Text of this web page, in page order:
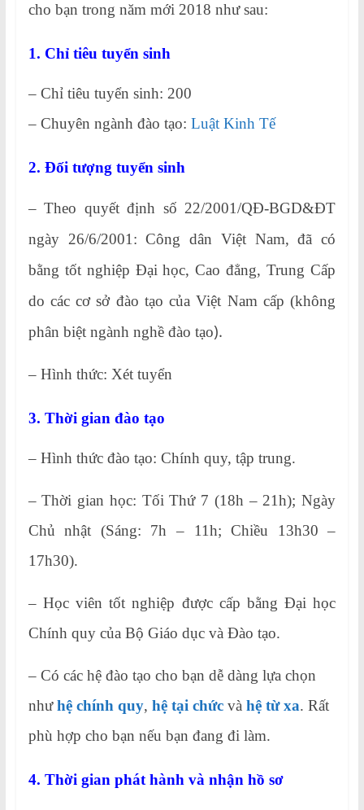
cho bạn trong năm mới 2018 như sau:
1. Chỉ tiêu tuyển sinh
– Chỉ tiêu tuyển sinh: 200
– Chuyên ngành đào tạo: Luật Kinh Tế
2. Đối tượng tuyển sinh
– Theo quyết định số 22/2001/QĐ-BGD&ĐT
ngày 26/6/2001: Công dân Việt Nam, đã có
bằng tốt nghiệp Đại học, Cao đẳng, Trung Cấp
do các cơ sở đào tạo của Việt Nam cấp (không
phân biệt ngành nghề đào tạo).
– Hình thức: Xét tuyển
3. Thời gian đào tạo
– Hình thức đào tạo: Chính quy, tập trung.
– Thời gian học: Tối Thứ 7 (18h – 21h); Ngày
Chủ nhật (Sáng: 7h – 11h; Chiều 13h30 –
17h30).
– Học viên tốt nghiệp được cấp bằng Đại học
Chính quy của Bộ Giáo dục và Đào tạo.
– Có các hệ đào tạo cho bạn dễ dàng lựa chọn
nhưhệ chính quy, hệ tại chứcvà hệ từ xa. Rất
phù hợp cho bạn nếu bạn đang đi làm.
4. Thời gian phát hành và nhận hồ sơ